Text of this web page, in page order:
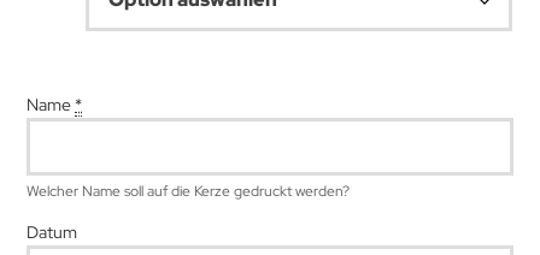
Name *
Welcher Name soll auf die Kerze gedruckt werden?
Datum